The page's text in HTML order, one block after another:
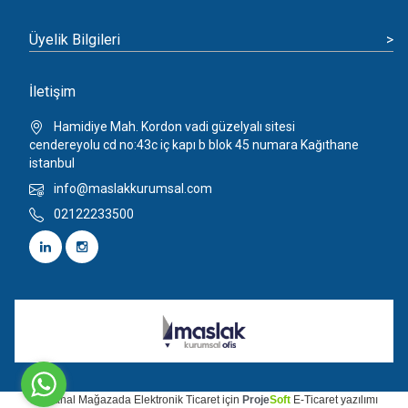
Üyelik Bilgileri >
İletişim
Hamidiye Mah. Kordon vadi güzelyalı sitesi
cendereyolu cd no:43c iç kapı b blok 45 numara Kağıthane
istanbul
info@maslakkurumsal.com
02122233500
BuSanal Mağazada Elektronik Ticaret için ProjeSoft E-Ticaret yazılımı